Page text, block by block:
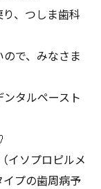
、つしま歯科
で、みなさま
タルペースト
イソプロピルメ
プの歯周病予